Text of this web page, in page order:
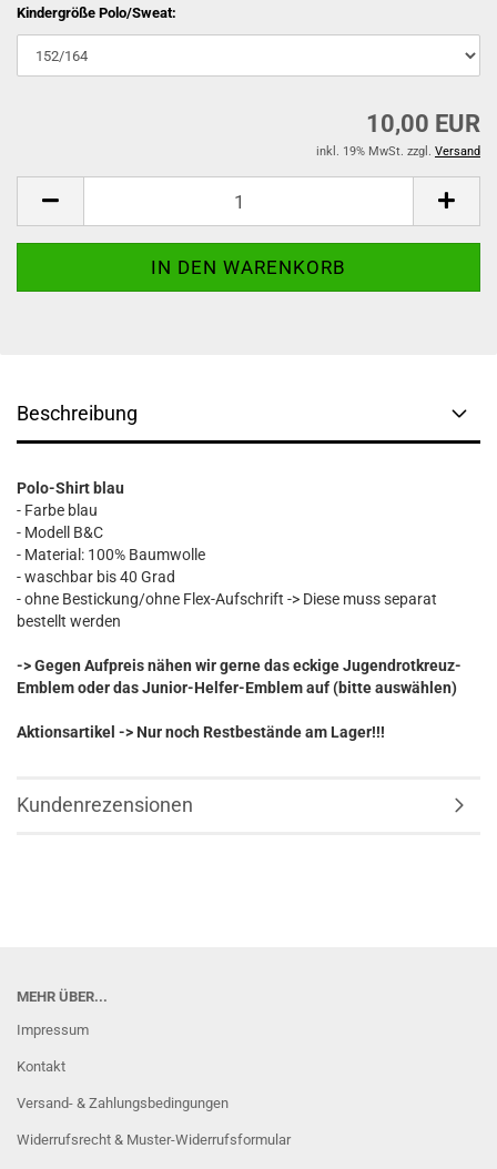
Kindergröße Polo/Sweat:
10,00 EUR
inkl. 19% MwSt. zzgl. Versand
Beschreibung
Polo-Shirt blau
- Farbe blau
- Modell B&C
- Material: 100% Baumwolle
- waschbar bis 40 Grad
- ohne Bestickung/ohne Flex-Aufschrift -> Diese muss separat
bestellt werden
-> Gegen Aufpreis nähen wir gerne das eckige Jugendrotkreuz-
Emblem oder das Junior-Helfer-Emblem auf (bitte auswählen)
Aktionsartikel -> Nur noch Restbestände am Lager!!!
Kundenrezensionen
MEHR ÜBER...
Impressum
Kontakt
Versand- & Zahlungsbedingungen
Widerrufsrecht & Muster-Widerrufsformular